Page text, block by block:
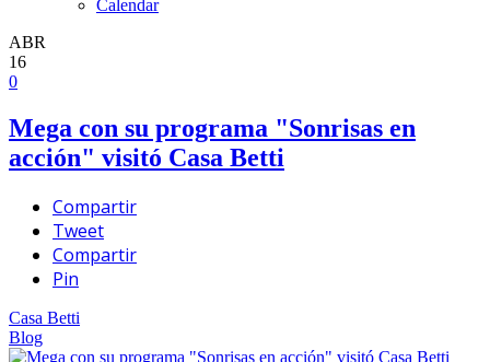
Calendar
ABR
16
0
Mega con su programa "Sonrisas en
acción" visitó Casa Betti
Compartir
Tweet
Compartir
Pin
Casa Betti
Blog